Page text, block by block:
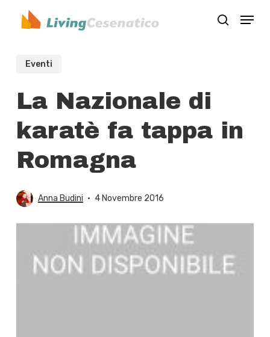
search
Menu
Eventi
La Nazionale di
karatè fa tappa in
Romagna
Anna Budini 4 Novembre 2016